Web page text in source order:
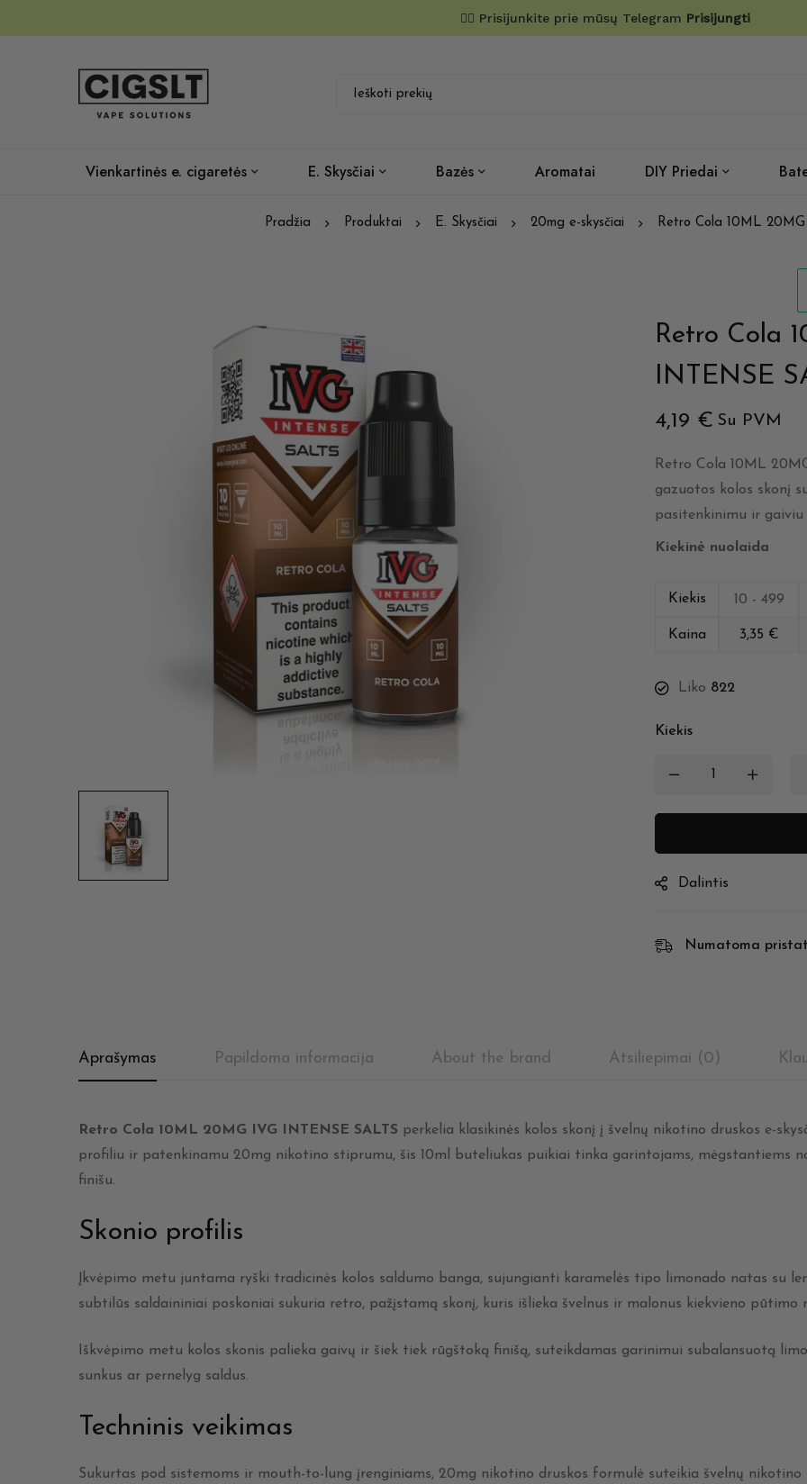
✌🏼 Prisijunkite prie mūsų Telegram Prisijungti
Vienkartinės e. cigaretės E. Skysčiai Bazės Aromatai DIY Priedai
Pradžia Produktai E. Skysčiai 20mg e-skysčiai Retro Cola 10ML
Retro Cola
INTENSE
4,19 € Su PVM
Retro Cola 10ML
gazuotos kolos skonį
pasitenkinimu ir
Kiekinė nuolaida
Kiekis 10 - 499
Kaina 3,35 €
Liko 822
Kiekis
Dalintis
Numatoma
Aprašymas Papildoma informacija About the brand Atsiliepimai (0)
Retro Cola 10ML 20MG IVG INTENSE SALTS perkelia klasikinės kolos skonį į švelnų nikotino druskos e-
profiliu ir patenkinamu 20mg nikotino stiprumu, šis 10ml buteliukas puikiai tinka garintojams, mėgstantiems
finišu.
Skonio profilis
Įkvėpimo metu juntama ryški tradicinės kolos saldumo banga, sujungianti karamelės tipo limonado natas su
subtilūs saldaininiai poskoniai sukuria retro, pažįstamą skonį, kuris išlieka švelnus ir malonus kiekvieno pūtimo
Iškvėpimo metu kolos skonis palieka gaivų ir šiek tiek rūgštoką finišą, suteikdamas garinimui subalansuotą
sunkus ar pernelyg saldus.
Techninis veikimas
Sukurtas pod sistemoms ir mouth-to-lung įrenginiams, 20mg nikotino druskos formulė suteikia švelnų nikotino